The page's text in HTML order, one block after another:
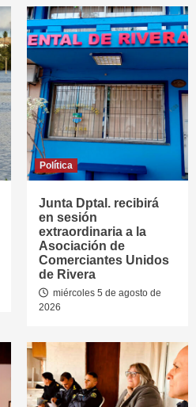
Política
Junta Dptal. recibirá
en sesión
extraordinaria a la
Asociación de
Comerciantes Unidos
de Rivera
miércoles 5 de agosto de
2026